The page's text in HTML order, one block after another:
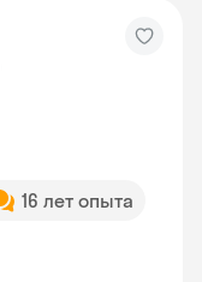
16 лет опыта